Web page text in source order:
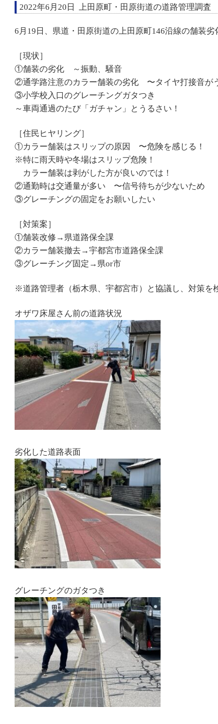
2022年6月20日 上田原町・田原街道の道路管理調査
6月19日、県道・田原街道の上田原町146沿線の舗装劣
［現状］
①舗装の劣化 ～振動、騒音
②通学路注意のカラー舗装の劣化 〜タイヤ打接音が
③小学校入口のグレーチングガタつき
～車両通過のたび「ガチャン」とうるさい！
［住民ヒヤリング］
①カラー舗装はスリップの原因 〜危険を感じる！
※特に雨天時や冬場はスリップ危険！
カラー舗装は剥がした方が良いのでは！
②通勤時は交通量が多い 〜信号待ちが少ないため
③グレーチングの固定をお願いしたい
［対策案］
①舗装改修→県道路保全課
②カラー舗装撤去→宇都宮市道路保全課
③グレーチング固定→県or市
※道路管理者（栃木県、宇都宮市）と協議し、対策を
オザワ床屋さん前の道路状況
劣化した道路表面
グレーチングのガタつき